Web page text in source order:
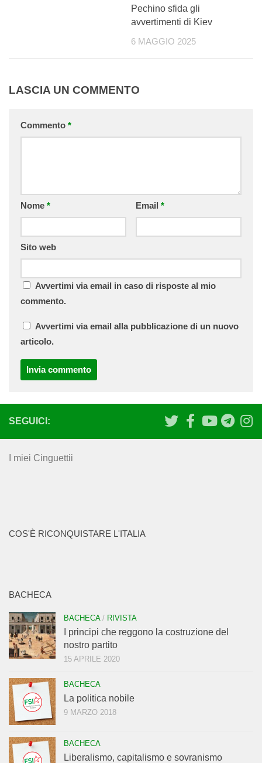
Pechino sfida gli
avvertimenti di Kiev
6 MAGGIO 2025
LASCIA UN COMMENTO
Commento *
Nome * Email *
Sito web
Avvertimi via email in caso di risposte al mio
commento.
Avvertimi via email alla pubblicazione di un nuovo
articolo.
SEGUICI:
I miei Cinguettii
COS'È RICONQUISTARE L'ITALIA
BACHECA
BACHECA/ RIVISTA
I principi che reggono la costruzione del
nostro partito
15 APRILE 2020
BACHECA
La politica nobile
9 MARZO 2018
BACHECA
Liberalismo, capitalismo e sovranismo